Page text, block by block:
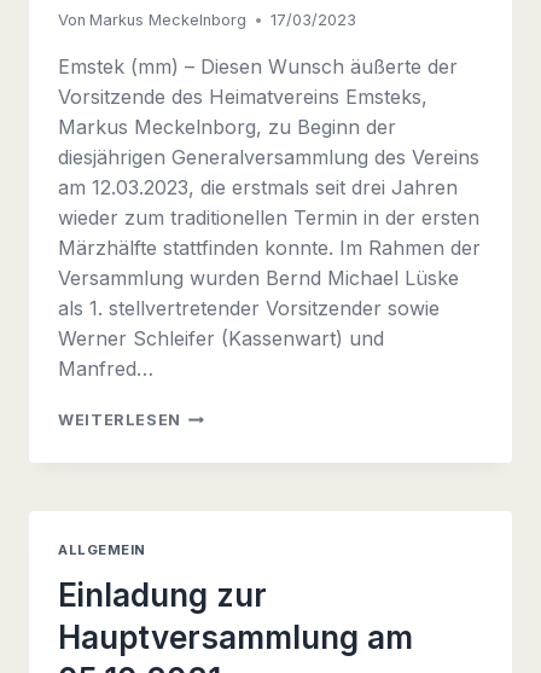
Von Markus Meckelnborg 17/03/2023
Emstek (mm) – Diesen Wunsch äußerte der
Vorsitzende des Heimatvereins Emsteks,
Markus Meckelnborg, zu Beginn der
diesjährigen Generalversammlung des Vereins
am 12.03.2023, die erstmals seit drei Jahren
wieder zum traditionellen Termin in der ersten
Märzhälfte stattfinden konnte. Im Rahmen der
Versammlung wurden Bernd Michael Lüske
als 1. stellvertretender Vorsitzender sowie
Werner Schleifer (Kassenwart) und
Manfred…
WEITERLESEN „ENDLICH
EIN
ALLGEMEIN
Einladung zur
Hauptversammlung am